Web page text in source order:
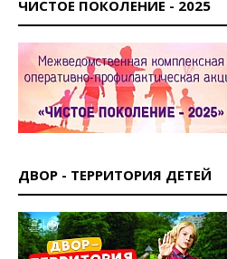
ЧИСТОЕ ПОКОЛЕНИЕ - 2025
ДВОР - ТЕРРИТОРИЯ ДЕТЕЙ